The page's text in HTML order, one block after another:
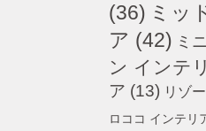
(36) ミッ
ア (42) ミ
ン インテ
ア (13) リゾ
ロココ インテリ